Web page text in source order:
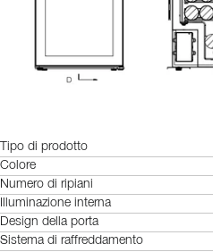
Tipo di prodotto
Colore
Numero di ripiani
Illuminazione interna
Design della porta
Sistema di raffreddamento